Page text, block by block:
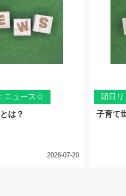
ニュース☆
は？
2026-07-20
朝日
子育て